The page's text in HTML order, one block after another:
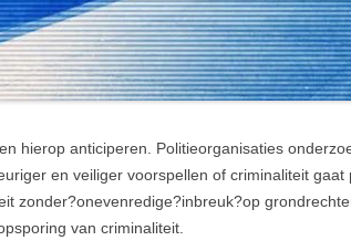
hierop anticiperen. Politieorganisaties
en veiliger voorspellen of criminaliteit
zonder?onevenredige?inbreuk?op
van criminaliteit.